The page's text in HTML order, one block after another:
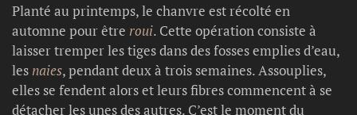
Planté au printemps, le chanvre est récolté en
automne pour être roui. Cette opération consiste à
laisser tremper les tiges dans des fosses emplies d’eau,
lesnaies, pendant deux à trois semaines. Assouplies,
elles se fendent alors et leurs fibres commencent à se
détacher les unes des autres. C’est le moment du